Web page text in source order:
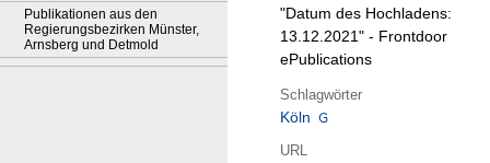
Publikationen aus den
Regierungsbezirken Münster,
Arnsberg und Detmold
"Datum des Hochladens:
13.12.2021" - Frontdoor
ePublications
Schlagwörter
Köln
URL